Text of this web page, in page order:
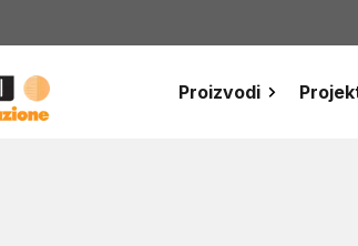
Proizvodi